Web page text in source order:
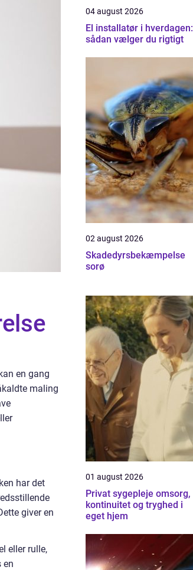
en gang
maling
har det
giver en
eller rulle,
en
04 august 2026
El installatør i hverdagen:
sådan vælger du rigtigt
02 august 2026
Skadedyrsbekæmpelse
sorø
01 august 2026
Privat sygepleje omsorg,
kontinuitet og tryghed i
eget hjem